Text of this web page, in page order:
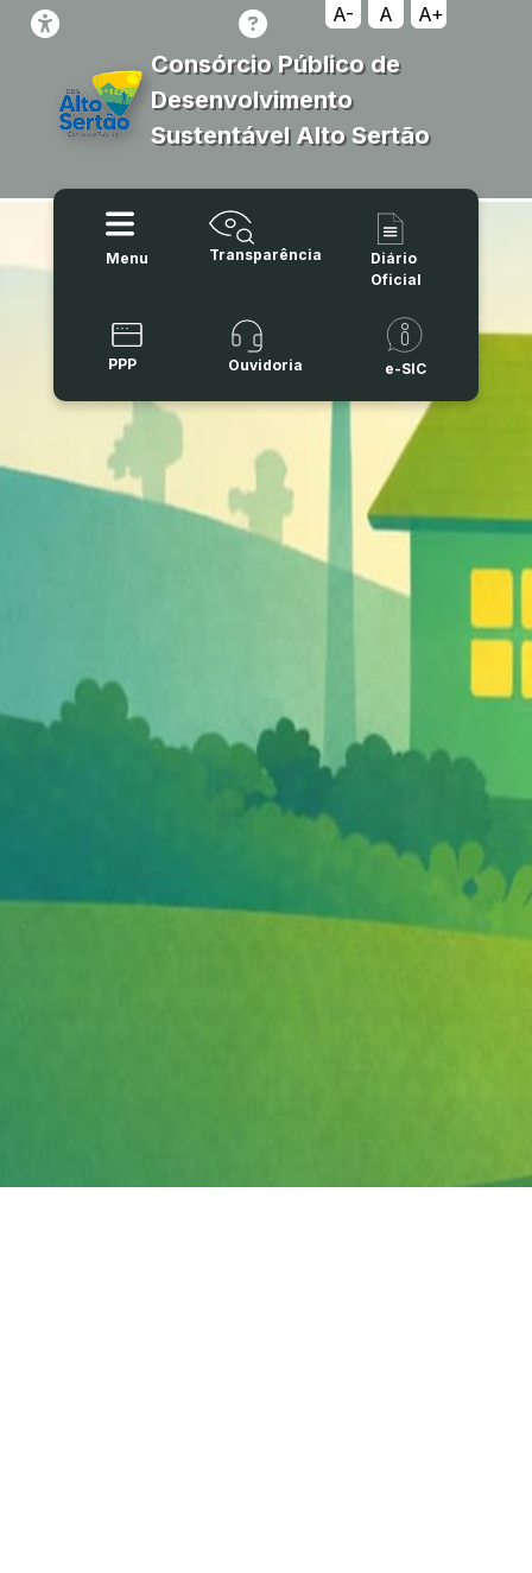
A- A A+
Consórcio Público de
Desenvolvimento
Sustentável Alto Sertão
Menu Transparência
Diário
Oficial
PPP Ouvidoria e-SIC